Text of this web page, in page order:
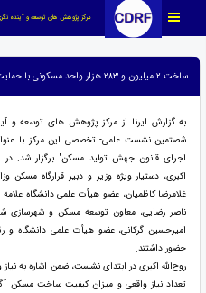
مرکز پژوهش های توسعه و آینده
ساخت ۲ میلیون و ۲۸۳ هزار واحد مسکونی با حمایت دولت
به گزارش ایرنا از مرکز پژوهش های توسعه و
شصتمین نشست علمی- تخصصی این مرکز با
اجرای قانون جهش تولید مسکن" برگزار شد. در
اکبری، دستیار ویژه وزیر و دبیر قرارگاه مسکن
غلامرضا کاظمیان، عضو هیأت علمی دانشگاه
ناصر رضایی، معاون توسعه مسکن و
امیرحسین گرکانی، عضو هیأت علمی دانشگاه
حضور داشتند.
روح‌الله اکبری در ابتدای نشست، ضمن اشاره به
تعداد نیاز واقعی و میزان کیفیت ساخت مسکن